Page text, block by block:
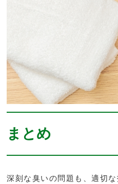
まとめ
深刻な臭いの問題も、適切